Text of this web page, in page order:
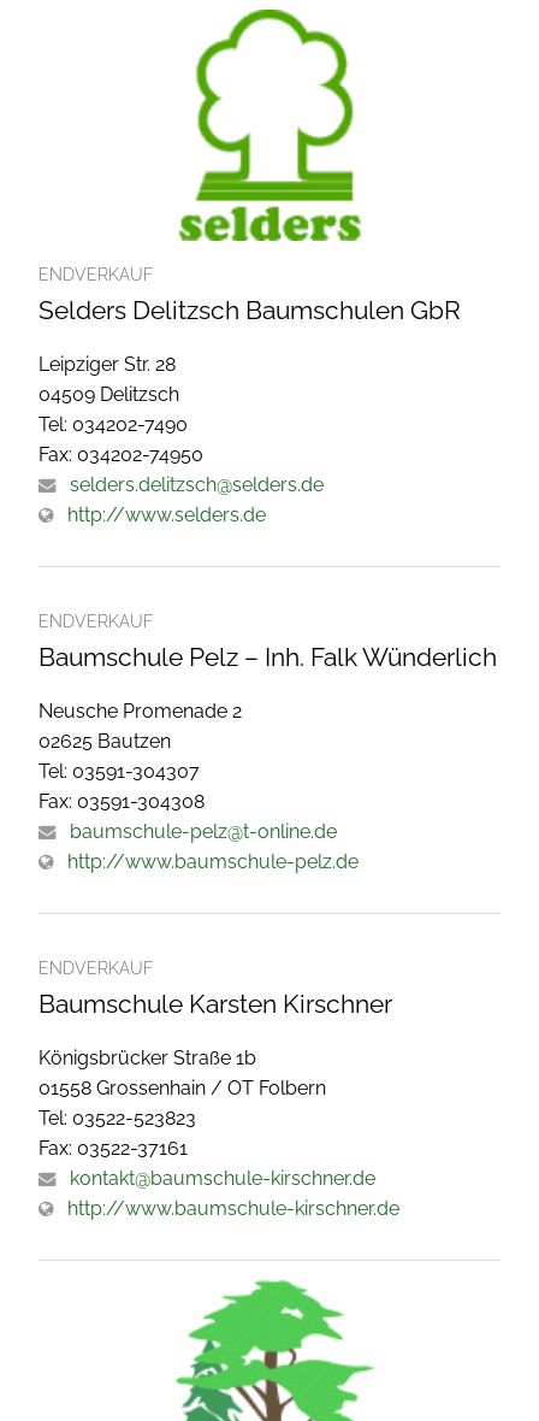
ENDVERKAUF
Selders Delitzsch Baumschulen GbR
Leipziger Str. 28
04509 Delitzsch
Tel: 034202-7490
Fax: 034202-74950
selders.delitzsch@selders.de
http://www.selders.de
ENDVERKAUF
Baumschule Pelz – Inh. Falk Wünderlich
Neusche Promenade 2
02625 Bautzen
Tel: 03591-304307
Fax: 03591-304308
baumschule-pelz@t-online.de
http://www.baumschule-pelz.de
ENDVERKAUF
Baumschule Karsten Kirschner
Königsbrücker Straße 1b
01558 Grossenhain / OT Folbern
Tel: 03522-523823
Fax: 03522-37161
kontakt@baumschule-kirschner.de
http://www.baumschule-kirschner.de